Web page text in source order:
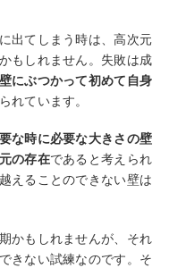
出てしまう時は、高次元
もしれません。失敗は成
にぶつかって初めて自身
れています。
な時に必要な大きさの壁
の存在であると考えられ
えることのできない壁は
かもしれませんが、それ
きない試練なのです。そ